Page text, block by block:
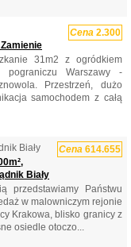
Cena 2.300
31m2 z ogródkiem
Warszawy -
Przestrzeń, dużo
samochodem z całą
Biały Cena 614.655
Biały
przedstawiamy Państwu
w malowniczym rejonie
Krakowa, blisko granicy z
osiedle otoczo...